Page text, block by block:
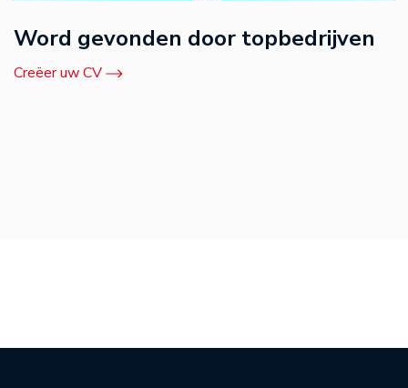
Word gevonden door topbedrijven
Creëer uw CV